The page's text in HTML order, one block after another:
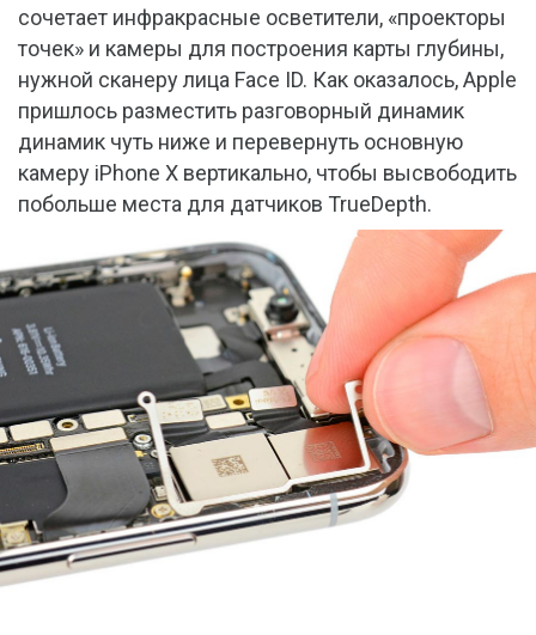
сочетает инфракрасные осветители, «проекторы
точек» и камеры для построения карты глубины,
нужной сканеру лица Face ID. Как оказалось, Apple
пришлось разместить разговорный динамик
динамик чуть ниже и перевернуть основную
камеру iPhone X вертикально, чтобы высвободить
побольше места для датчиков TrueDepth.